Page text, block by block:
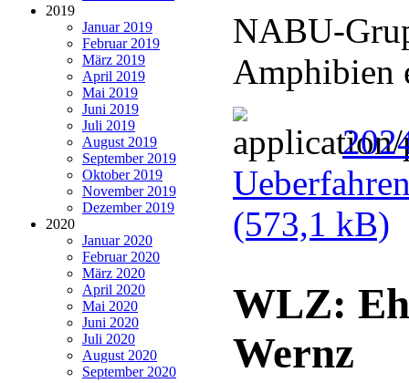
2019
Januar 2019
Februar 2019
März 2019
April 2019
Mai 2019
Juni 2019
Juli 2019
August 2019
September 2019
Oktober 2019
November 2019
Dezember 2019
2020
Januar 2020
Februar 2020
März 2020
April 2020
Mai 2020
Juni 2020
Juli 2020
August 2020
September 2020
NABU-
Amphibien
(573,1 kB)
WLZ:
Wernz